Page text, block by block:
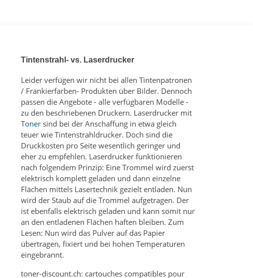
Tintenstrahl- vs. Laserdrucker
Leider verfügen wir nicht bei allen Tintenpatronen
/ Frankierfarben- Produkten über Bilder. Dennoch
passen die Angebote - alle verfügbaren Modelle -
zu den beschriebenen Druckern. Laserdrucker mit
Toner sind bei der Anschaffung in etwa gleich
teuer wie Tintenstrahldrucker. Doch sind die
Druckkosten pro Seite wesentlich geringer und
eher zu empfehlen. Laserdrucker funktionieren
nach folgendem Prinzip: Eine Trommel wird zuerst
elektrisch komplett geladen und dann einzelne
Flächen mittels Lasertechnik gezielt entladen. Nun
wird der Staub auf die Trommel aufgetragen. Der
ist ebenfalls elektrisch geladen und kann somit nur
an den entladenen Flächen haften bleiben. Zum
Lesen: Nun wird das Pulver auf das Papier
übertragen, fixiert und bei hohen Temperaturen
eingebrannt.
toner-discount.ch: cartouches compatibles pour